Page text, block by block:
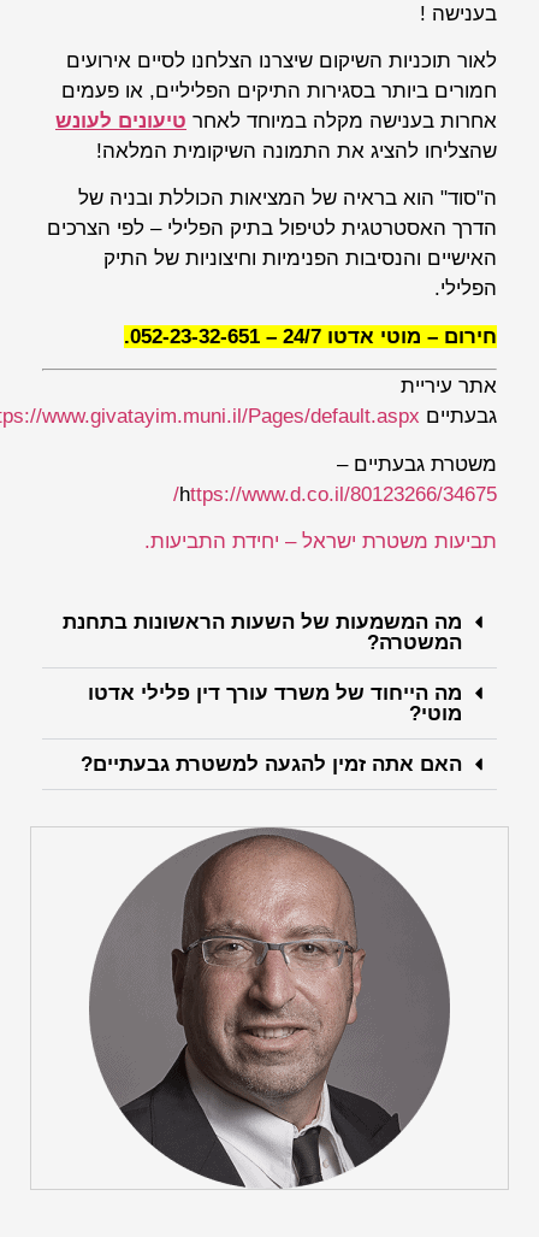
בענישה !
לאור תוכניות השיקום שיצרנו הצלחנו לסיים אירועים
חמורים ביותר בסגירות התיקים הפליליים, או פעמים
אחרות בענישה מקלה במיוחד לאחר טיעונים לעונש
שהצליחו להציג את התמונה השיקומית המלאה!
ה"סוד" הוא בראיה של המציאות הכוללת ובניה של
הדרך האסטרטגית לטיפול בתיק הפלילי – לפי הצרכים
האישיים והנסיבות הפנימיות וחיצוניות של התיק
הפלילי.
חירום – מוטי אדטו 24/7 – 052-23-32-651.
אתר עיריית
גבעתיים www.givatayim.muni.il/Pages/default.aspx
משטרת גבעתיים –
https://www.d.co.il/80123266/34675/
תביעות משטרת ישראל – יחידת התביעות.
מה המשמעות של השעות הראשונות בתחנת
המשטרה?
מה הייחוד של משרד עורך דין פלילי אדטו
מוטי?
האם אתה זמין להגעה למשטרת גבעתיים?